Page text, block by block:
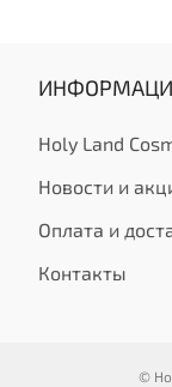
Holy Land
Новости и
Оплата и
Контакты
©